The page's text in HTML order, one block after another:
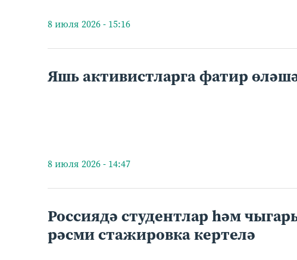
8 июля 2026 - 15:16
Яшь активистларга фатир
8 июля 2026 - 14:47
Россиядә студентлар һәм
рәсми стажировка кертелә